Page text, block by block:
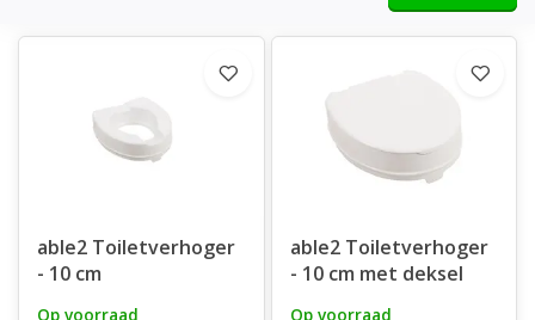
able2 Toiletverhoger
- 10 cm
Op voorraad
able2 Toiletverhoger
- 10 cm met deksel
Op voorraad